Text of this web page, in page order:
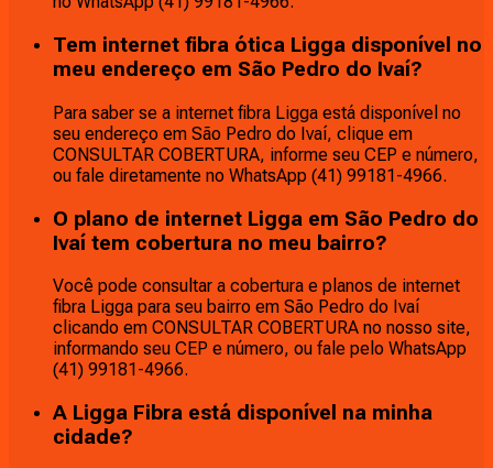
Tem internet fibra ótica Ligga disponível no
meu endereço em São Pedro do Ivaí?
Para saber se a internet fibra Ligga está disponível no
seu endereço em São Pedro do Ivaí, clique em
CONSULTAR COBERTURA, informe seu CEP e número,
ou fale diretamente no WhatsApp (41) 99181-4966.
O plano de internet Ligga em São Pedro do
Ivaí tem cobertura no meu bairro?
Você pode consultar a cobertura e planos de internet
fibra Ligga para seu bairro em São Pedro do Ivaí
clicando em CONSULTAR COBERTURA no nosso site,
informando seu CEP e número, ou fale pelo WhatsApp
(41) 99181-4966.
A Ligga Fibra está disponível na minha
cidade?